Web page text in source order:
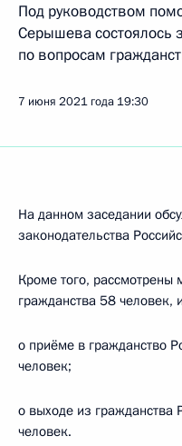
Под руководством
Серышева состоялось
по вопросам
7 июня 2021 года 19:30
На данном заседании
законодательства
Кроме того, рассмотрены
гражданства 58 человек,
о приёме в гражданство
человек;
о выходе из гражданства
человек.